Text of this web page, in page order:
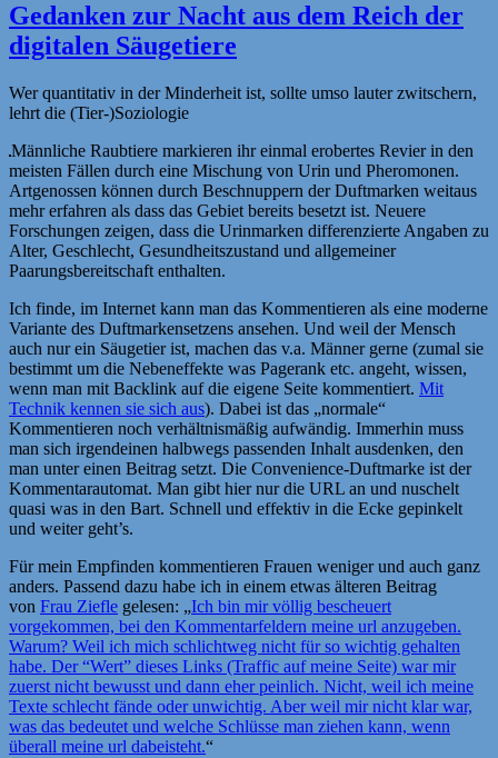
Gedanken zur Nacht aus dem Reich der
digitalen Säugetiere
Wer quantitativ in der Minderheit ist, sollte umso lauter zwitschern,
lehrt die (Tier-)Soziologie
Männliche Raubtiere markieren ihr einmal erobertes Revier in den
meisten Fällen durch eine Mischung von Urin und Pheromonen.
Artgenossen können durch Beschnuppern der Duftmarken weitaus
mehr erfahren als dass das Gebiet bereits besetzt ist. Neuere
Forschungen zeigen, dass die Urinmarken differenzierte Angaben zu
Alter, Geschlecht, Gesundheitszustand und allgemeiner
Paarungsbereitschaft enthalten.
Ich finde, im Internet kann man das Kommentieren als eine moderne
Variante des Duftmarkensetzens ansehen. Und weil der Mensch
auch nur ein Säugetier ist, machen das v.a. Männer gerne (zumal sie
bestimmt um die Nebeneffekte was Pagerank etc. angeht, wissen,
wenn man mit Backlink auf die eigene Seite kommentiert. Mit
Technik kennen sie sich aus). Dabei ist das „normale“
Kommentieren noch verhältnismäßig aufwändig. Immerhin muss
man sich irgendeinen halbwegs passenden Inhalt ausdenken, den
man unter einen Beitrag setzt. Die Convenience-Duftmarke ist der
Kommentarautomat. Man gibt hier nur die URL an und nuschelt
quasi was in den Bart. Schnell und effektiv in die Ecke gepinkelt
und weiter geht’s.
Für mein Empfinden kommentieren Frauen weniger und auch ganz
anders. Passend dazu habe ich in einem etwas älteren Beitrag
von Frau Ziefle gelesen: „Ich bin mir völlig bescheuert
vorgekommen, bei den Kommentarfeldern meine url anzugeben.
Warum? Weil ich mich schlichtweg nicht für so wichtig gehalten
habe. Der “Wert” dieses Links (Traffic auf meine Seite) war mir
zuerst nicht bewusst und dann eher peinlich. Nicht, weil ich meine
Texte schlecht fände oder unwichtig. Aber weil mir nicht klar war,
was das bedeutet und welche Schlüsse man ziehen kann, wenn
überall meine url dabeisteht.“